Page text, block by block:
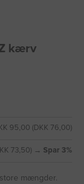
kærv
95,00 (DKK 76,00)
73,50) → Spar 3%
mængder.